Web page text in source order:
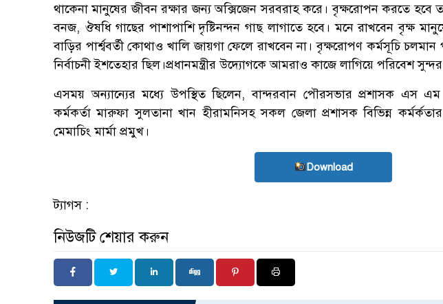
থাকেনা মানুষের জীবন রক্ষার জন্য অক্সিজেন সরবরাহ করে। বৃক্ষরোপন করতে
বনজ, ঔষধি গাছের পাশাপাশি দৃষ্টিনন্দন গাছ লাগাতে হবে। মনে রাখবেন বৃক্ষ
বাড়ির পার্শ্ববর্তী কোথাও খালি জায়গা ফেলে রাখবেন না। বৃক্ষরোপণ কর্মসূচি চলমান
নির্বাচনী ইশতেহার ছিল।প্রধানমন্ত্রীর উদ্যোগকে আমরাও কাজে লাগিয়ে পরিবেশ
এসময় অন্যান্যের মধ্যে উপস্থিত ছিলেন, বান্দরবান পৌরসভার প্রশাসক এস
কর্মকর্তা মারুফা সুলতানা খান হীরামনিসহ সকল জেলা প্রশাসক বিভিন্ন
মেমাচিং মার্মা প্রমুখ।
Download
ট্যাগস :
নিউজটি শেয়ার করুন